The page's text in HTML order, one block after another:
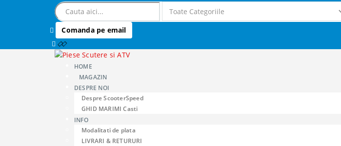
Comanda pe email
HOME
MAGAZIN
DESPRE NOI
Despre ScooterSpeed
GHID MARIMI Casti
INFO
Modalitati de plata
LIVRARI & RETURURI